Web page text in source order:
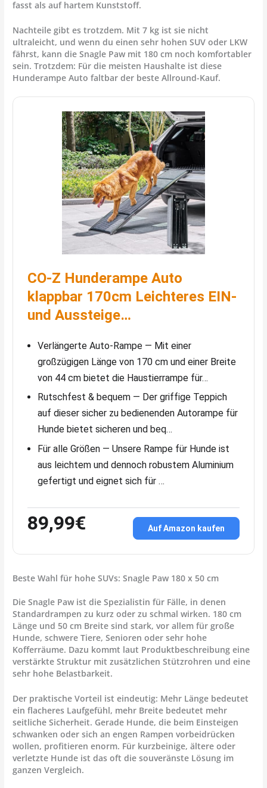
fasst als auf hartem Kunststoff.
Nachteile gibt es trotzdem. Mit 7 kg ist sie nicht
ultraleicht, und wenn du einen sehr hohen SUV oder LKW
fährst, kann die Snagle Paw mit 180 cm noch komfortabler
sein. Trotzdem: Für die meisten Haushalte ist diese
Hunderampe Auto faltbar der beste Allround-Kauf.
CO-Z Hunderampe Auto
klappbar 170cm Leichteres EIN-
und Aussteige…
Verlängerte Auto-Rampe — Mit einer
großzügigen Länge von 170 cm und einer Breite
von 44 cm bietet die Haustierrampe für…
Rutschfest & bequem — Der griffige Teppich
auf dieser sicher zu bedienenden Autorampe für
Hunde bietet sicheren und beq…
Für alle Größen — Unsere Rampe für Hunde ist
aus leichtem und dennoch robustem Aluminium
gefertigt und eignet sich für …
89,99€ Auf Amazon kaufen
Beste Wahl für hohe SUVs: Snagle Paw 180 x 50 cm
Die Snagle Paw ist die Spezialistin für Fälle, in denen
Standardrampen zu kurz oder zu schmal wirken. 180 cm
Länge und 50 cm Breite sind stark, vor allem für große
Hunde, schwere Tiere, Senioren oder sehr hohe
Kofferräume. Dazu kommt laut Produktbeschreibung eine
verstärkte Struktur mit zusätzlichen Stützrohren und eine
sehr hohe Belastbarkeit.
Der praktische Vorteil ist eindeutig: Mehr Länge bedeutet
ein flacheres Laufgefühl, mehr Breite bedeutet mehr
seitliche Sicherheit. Gerade Hunde, die beim Einsteigen
schwanken oder sich an engen Rampen vorbeidrücken
wollen, profitieren enorm. Für kurzbeinige, ältere oder
verletzte Hunde ist das oft die souveränste Lösung im
ganzen Vergleich.